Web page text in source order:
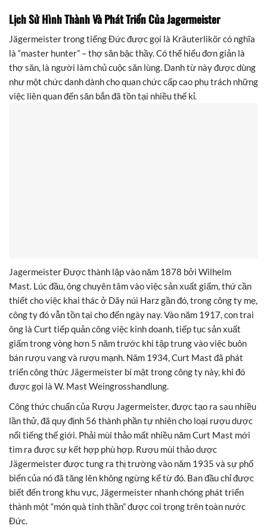
Lịch Sử Hình Thành Và Phát Triển Của Jagermeister
Jägermeister trong tiếng Đức được gọi là Kräuterlikör có nghĩa
là “master hunter” – thợ săn bậc thầy. Có thể hiểu đơn giản là
thợ săn, là người làm chủ cuộc săn lùng. Danh từ này được dùng
như một chức danh dành cho quan chức cấp cao phụ trách những
việc liên quan đến săn bắn đã tồn tại nhiều thế kỉ.
Jagermeister Được thành lập vào năm 1878 bởi Wilhelm
Mast. Lúc đầu, ông chuyên tâm vào việc sản xuất giấm, thứ cần
thiết cho việc khai thác ở Dãy núi Harz gần đó, trong công ty mẹ,
công ty đó vẫn tồn tại cho đến ngày nay. Vào năm 1917, con trai
ông là Curt tiếp quản công việc kinh doanh, tiếp tục sản xuất
giấm trong vòng hơn 5 năm trước khi tập trung vào việc buôn
bán rượu vang và rượu mạnh. Năm 1934, Curt Mast đã phát
triển công thức Jägermeister bí mật trong công ty này, khi đó
được gọi là W. Mast Weingrosshandlung.
Công thức chuẩn của Rượu Jagermeister, được tạo ra sau nhiều
lần thử, đã quy định 56 thành phần tự nhiên cho loại rượu dược
nổi tiếng thế giới. Phải mùi thảo mất nhiều năm Curt Mast mới
tìm ra được sự kết hợp phù hợp. Rượu mùi thảo dược
Jägermeister được tung ra thị trường vào năm 1935 và sự phổ
biến của nó đã tăng lên không ngừng kể từ đó. Ban đầu chỉ được
biết đến trong khu vực, Jägermeister nhanh chóng phát triển
thành một “món quà tinh thần” được coi trọng trên toàn nước
Đức.